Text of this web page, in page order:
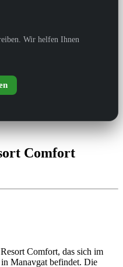
Wir helfen Ihnen
Comfort
Comfort, das sich im
Manavgat befindet. Die